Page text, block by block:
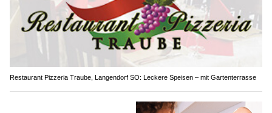
Restaurant Pizzeria Traube, Langendorf SO: Leckere Speisen – mit Gartenterrasse